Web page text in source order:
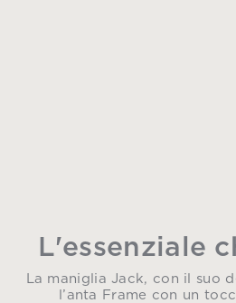
L'essenziale
La maniglia Jack, con il suo
l’anta Frame con un